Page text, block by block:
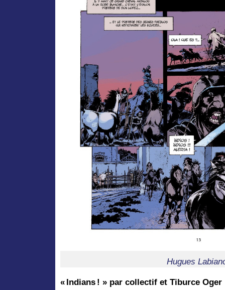
Hugues
« Indians ! » par collectif et Tiburce Oger